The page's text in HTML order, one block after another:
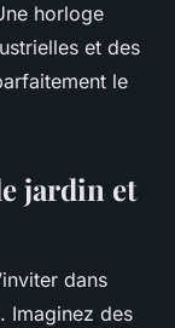
horloge
et des
le
jardin et
dans
Imaginez des